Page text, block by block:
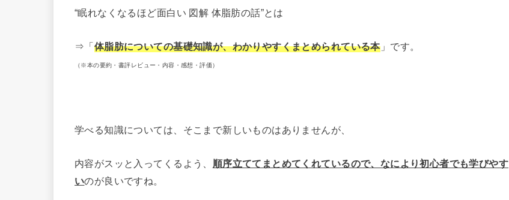
“眠れなくなるほど面白い 図解 体脂肪の話”とは
⇒「体脂肪についての基礎知識が、わかりやすくまとめられている本」です。
（※本の要約・書評レビュー・内容・感想・評価）
学べる知識については、そこまで新しいものはありませんが、
内容がスッと入ってくるよう、 順序立ててまとめてくれているので、なにより初心者でも学びやす
いのが良いですね。